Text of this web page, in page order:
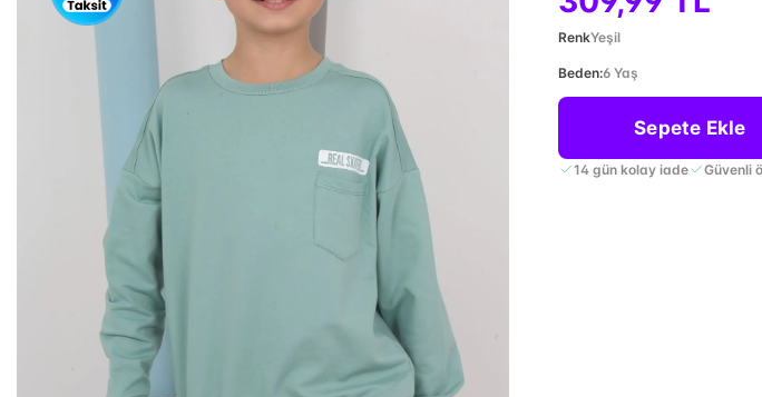
RenkYeşil
Beden:6 Yaş
Sepete Ekle
14 gün kolay iade Güvenli